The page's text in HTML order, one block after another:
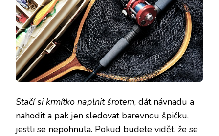
Stačí si krmítko naplnit šrotem, dát návnadu a
nahodit a pak jen sledovat barevnou špičku,
jestli se nepohnula. Pokud budete vidět, že se